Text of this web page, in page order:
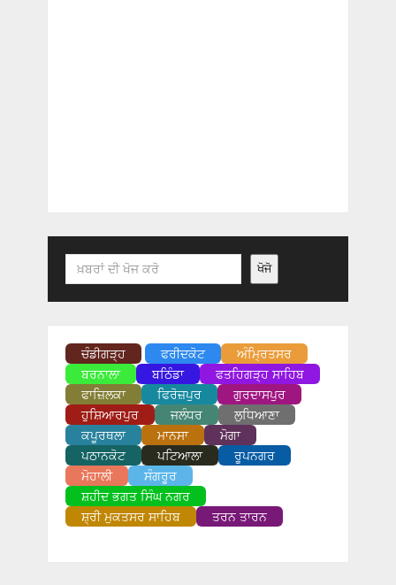
Search ਖੋਜੋ
ਚੰਡੀਗੜ੍ਹ ਫਰੀਦਕੋਟ
ਅੰਮ੍ਰਿਤਸਰ
ਬਰਨਾਲਾ
ਬਠਿੰਡਾ
ਫਤਹਿਗੜ੍ਹ ਸਾਹਿਬ
ਫਾਜ਼ਿਲਕਾ
ਫਿਰੋਜ਼ਪੁਰ
ਗੁਰਦਾਸਪੁਰ
ਹੁਸ਼ਿਆਰਪੁਰ
ਜਲੰਧਰ
ਲੁਧਿਆਣਾ
ਕਪੂਰਥਲਾ
ਮਾਨਸਾ
ਮੋਗਾ
ਪਠਾਨਕੋਟ
ਪਟਿਆਲਾ
ਰੂਪਨਗਰ
ਮੋਹਾਲੀ
ਸੰਗਰੂਰ
ਸ਼ਹੀਦ ਭਗਤ ਸਿੰਘ ਨਗਰ
ਸ਼੍ਰੀ ਮੁਕਤਸਰ ਸਾਹਿਬ
ਤਰਨ ਤਾਰਨ